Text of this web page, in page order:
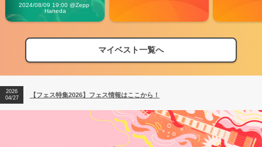
Vibes
2024/08/09 19:00 @Zepp
Haneda
マイベスト一覧へ
【フェス特集2026】フェス情報はここから！
【ライブ動員ランキング】2026年上半期編発表！
2026
04/27
【フェス特集2026】フェス情報はここから！
2026
【ライブ動員ランキング】2026年上半期編発表！